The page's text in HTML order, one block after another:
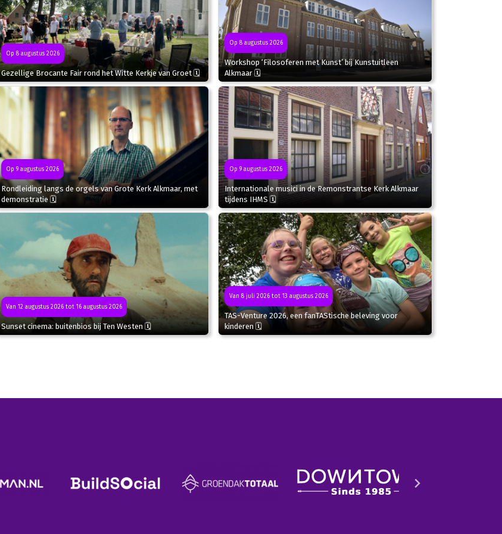
Op 8 augustus 2026
Gezellige Brocante Fair rond het Witte Kerkje van Groet 🗓
Op 8 augustus 2026
Workshop ‘Filosoferen met Kunst’ bij Kunstuitleen
Alkmaar 🗓
Op 9 augustus 2026
Rondleiding langs de orgels van Grote Kerk Alkmaar, met
demonstratie 🗓
Op 9 augustus 2026
Internationale musici in de Remonstrantse Kerk Alkmaar
tijdens IHMS 🗓
Van 12 augustus 2026 tot 16 augustus 2026
Sunset cinema: buitenbios bij Ten Westen 🗓
Van 8 juli 2026 tot 13 augustus 2026
TAS-Venture 2026, een fanTAStische beleving voor
kinderen 🗓